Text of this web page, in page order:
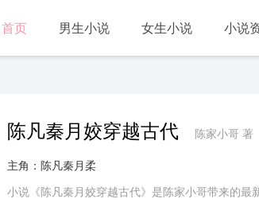
首页 男生小说 女生小说 小说
陈凡秦月姣穿越古代 陈家小哥 著
主角：陈凡秦月柔
小说《陈凡秦月姣穿越古代》是陈家小哥带来的最